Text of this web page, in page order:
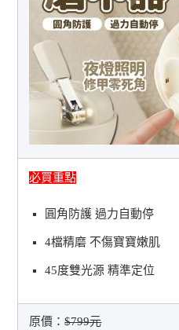
必買重點
圓角防護 過力自動停
4檔精磨 不傷寶寶嫩肌
45度雙光源 精準定位
原價：$799元